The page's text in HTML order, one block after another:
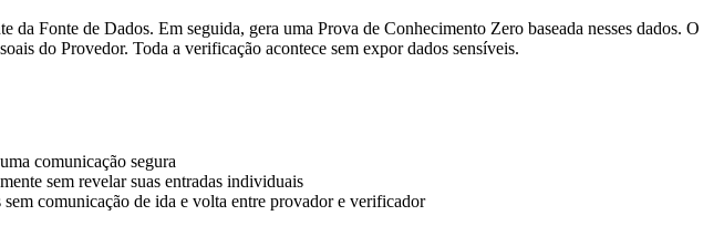
Fonte de Dados. Em seguida, gera uma Prova de Conhecimento Zero baseada nesses dados. O
do Provedor. Toda a verificação acontece sem expor dados sensíveis.
comunicação segura
sem revelar suas entradas individuais
comunicação de ida e volta entre provador e verificador